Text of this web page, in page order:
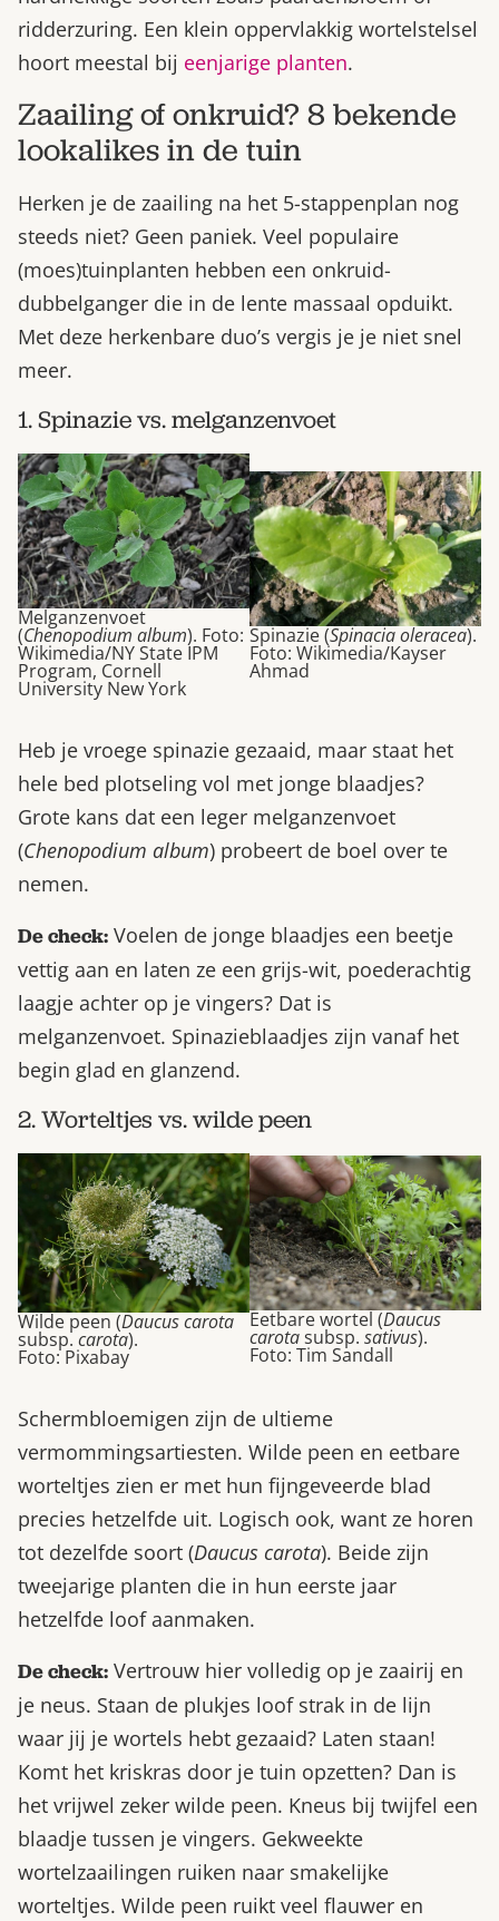
ridderzuring. Een klein oppervlakkig wortelstelsel
hoort meestal bij eenjarige planten.
Zaailing of onkruid? 8 bekende
lookalikes in de tuin
Herken je de zaailing na het 5-stappenplan nog
steeds niet? Geen paniek. Veel populaire
(moes)tuinplanten hebben een onkruid-
dubbelganger die in de lente massaal opduikt.
Met deze herkenbare duo’s vergis je je niet snel
meer.
1. Spinazie vs. melganzenvoet
Melganzenvoet
(Chenopodium album). Foto:
Wikimedia/NY State IPM
Program, Cornell
University New York
Spinazie (Spinacia oleracea).
Foto: Wikimedia/Kayser
Ahmad
Heb je vroege spinazie gezaaid, maar staat het
hele bed plotseling vol met jonge blaadjes?
Grote kans dat een leger melganzenvoet
(Chenopodium album) probeert de boel over te
nemen.
De check: Voelen de jonge blaadjes een beetje
vettig aan en laten ze een grijs-wit, poederachtig
laagje achter op je vingers? Dat is
melganzenvoet. Spinazieblaadjes zijn vanaf het
begin glad en glanzend.
2. Worteltjes vs. wilde peen
Wilde peen (Daucus carota
subsp. carota).
Foto: Pixabay
Eetbare wortel (Daucus
carotasubsp. sativus).
Foto: Tim Sandall
Schermbloemigen zijn de ultieme
vermommingsartiesten. Wilde peen en eetbare
worteltjes zien er met hun fijngeveerde blad
precies hetzelfde uit. Logisch ook, want ze horen
tot dezelfde soort (Daucus carota). Beide zijn
tweejarige planten die in hun eerste jaar
hetzelfde loof aanmaken.
De check: Vertrouw hier volledig op je zaairij en
je neus. Staan de plukjes loof strak in de lijn
waar jij je wortels hebt gezaaid? Laten staan!
Komt het kriskras door je tuin opzetten? Dan is
het vrijwel zeker wilde peen. Kneus bij twijfel een
blaadje tussen je vingers. Gekweekte
wortelzaailingen ruiken naar smakelijke
worteltjes. Wilde peen ruikt veel flauwer en